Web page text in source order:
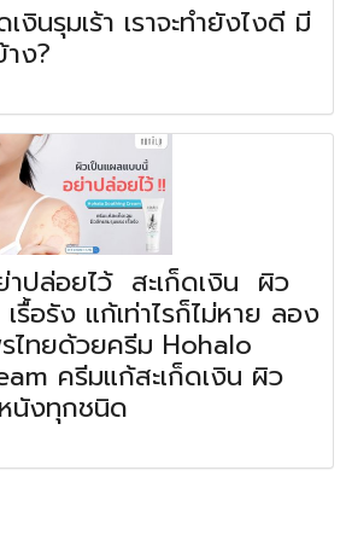
งินรุมเร้า เราจะทำยังไงดี มี
ง?
าปล่อยไว้ สะเก็ดเงิน ผิว
รื้อรัง แก้เท่าไรก็ไม่หาย ลอง
ไทยด้วยครีม Hohalo
ครีมแก้สะเก็ดเงิน ผิว
นังทุกชนิด